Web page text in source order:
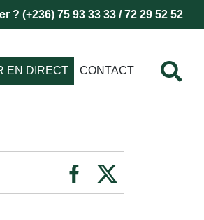
? (+236) 75 93 33 33 / 72 29 52 52
EN DIRECT CONTACT